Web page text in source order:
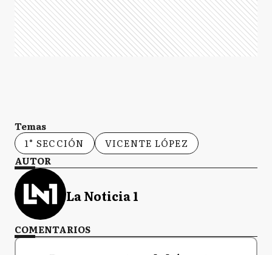
Temas
1° SECCIÓN
VICENTE LÓPEZ
AUTOR
La Noticia 1
COMENTARIOS